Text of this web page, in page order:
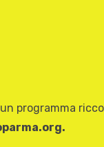
programma